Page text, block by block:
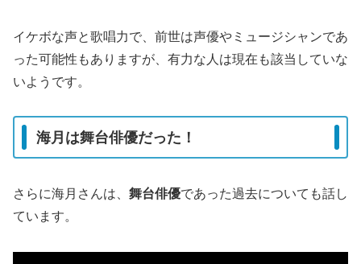
イケボな声と歌唱力で、前世は声優やミュージシャンであ
った可能性もありますが、有力な人は現在も該当していな
いようです。
海月は舞台俳優だった！
さらに海月さんは、 舞台俳優であった過去についても話し
ています。